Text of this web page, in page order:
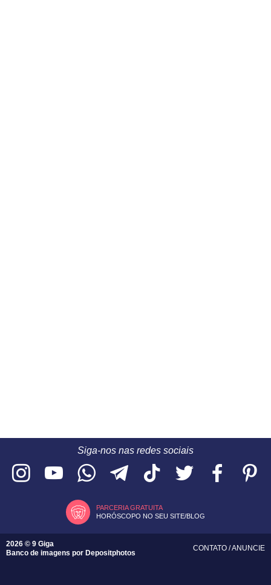
Siga-nos nas redes sociais
PARCERIA GRATUITA
HORÓSCOPO NO SEU SITE/BLOG
2026 © 9 Giga
Banco de imagens por Depositphotos
CONTATO /ANUNCIE